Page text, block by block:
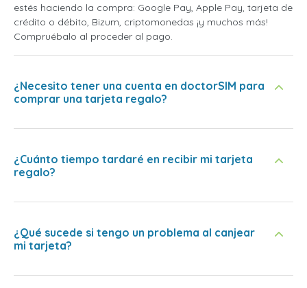
estés haciendo la compra: Google Pay, Apple Pay, tarjeta de
crédito o débito, Bizum, criptomonedas ¡y muchos más!
Compruébalo al proceder al pago.
¿Necesito tener una cuenta en doctorSIM para
comprar una tarjeta regalo?
¿Cuánto tiempo tardaré en recibir mi tarjeta
regalo?
¿Qué sucede si tengo un problema al canjear
mi tarjeta?